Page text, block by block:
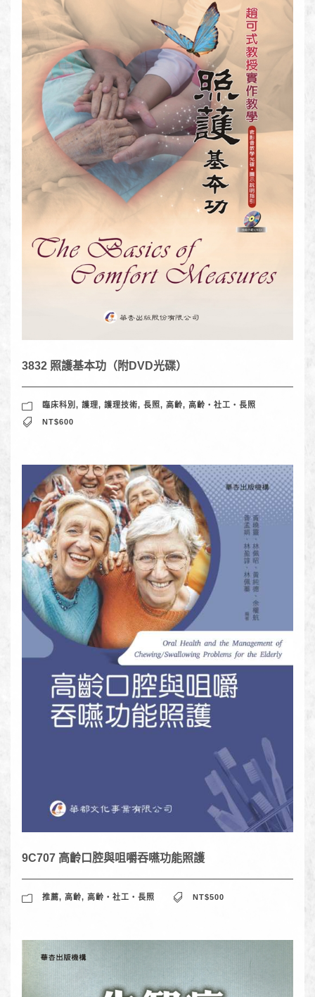
3832 照護基本功（附DVD光碟）
臨床科別 , 護理, 護理技術, 長照, 高齡, 高齡‧社工‧長照
NT$600
9C707 高齡口腔與咀嚼吞嚥功能照護
推薦, 高齡, 高齡‧社工‧長照 NT$500